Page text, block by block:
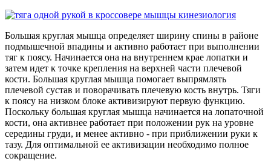
Большая круглая мышца определяет ширину спины в районе
подмышечной впадины и активно работает при выполнении
тяг к поясу. Начинается она на внутреннем крае лопатки и
затем идет к точке крепления на верхней части плечевой
кости. Большая круглая мышца помогает выпрямлять
плечевой сустав и поворачивать плечевую кость внутрь. Тяги
к поясу на низком блоке активизируют первую функцию.
Поскольку большая круглая мышца начинается на лопаточной
кости, она активнее работает при положении рук на уровне
середины груди, и менее активно - при приближении руки к
тазу. Для оптимальной ее активизации необходимо полное
сокращение.